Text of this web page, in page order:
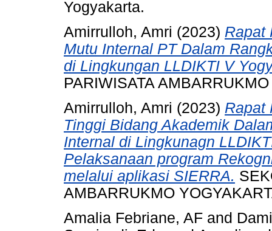
Yogyakarta.
Amirrulloh, Amri (2023) Rapat
Mutu Internal PT Dalam
di Lingkungan LLDIKTI V
PARIWISATA
Amirrulloh, Amri (2023) Rapat
Tinggi Bidang Akademik
Internal di Lingkunagn
Pelaksanaan program
melalui aplikasi SIERRA.
AMBARRUKMO
Amalia Febriane, AF and